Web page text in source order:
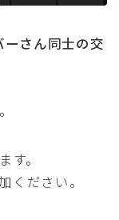
ーさん同士の交
す。
ください。